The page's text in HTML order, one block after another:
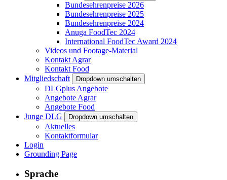
Bundesehrenpreise 2026
Bundesehrenpreise 2025
Bundesehrenpreise 2024
Anuga FoodTec 2024
International FoodTec Award 2024
Videos und Footage-Material
Kontakt Agrar
Kontakt Food
Mitgliedschaft
Dropdown umschalten
DLGplus Angebote
Angebote Agrar
Angebote Food
Junge DLG
Dropdown umschalten
Aktuelles
Kontaktformular
Login
Grounding Page
Sprache